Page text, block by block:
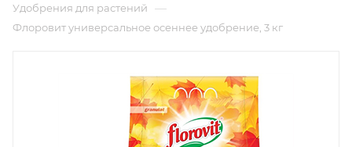
Удобрения для растений —
Флоровит универсальное осеннее удобрение, 3 кг